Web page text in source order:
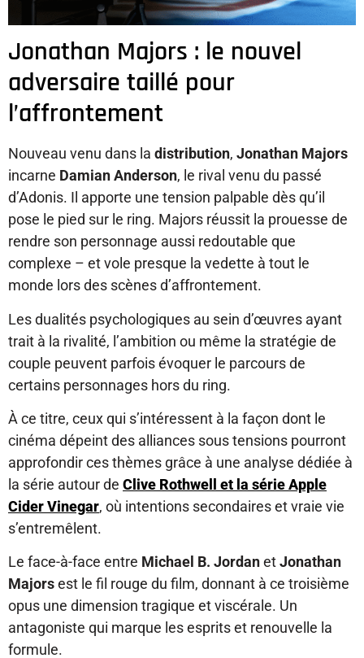
Jonathan Majors : le nouvel
adversaire taillé pour
l’affrontement
Nouveau venu dans la distribution, Jonathan Majors
incarne Damian Anderson, le rival venu du passé
d’Adonis. Il apporte une tension palpable dès qu’il
pose le pied sur le ring. Majors réussit la prouesse de
rendre son personnage aussi redoutable que
complexe – et vole presque la vedette à tout le
monde lors des scènes d’affrontement.
Les dualités psychologiques au sein d’œuvres ayant
trait à la rivalité, l’ambition ou même la stratégie de
couple peuvent parfois évoquer le parcours de
certains personnages hors du ring.
À ce titre, ceux qui s’intéressent à la façon dont le
cinéma dépeint des alliances sous tensions pourront
approfondir ces thèmes grâce à une analyse dédiée à
la série autour de Clive Rothwell et la série Apple
Cider Vinegar, où intentions secondaires et vraie vie
s’entremêlent.
Le face-à-face entre Michael B. JordanetJonathan
Majorsest le fil rouge du film, donnant à ce troisième
opus une dimension tragique et viscérale. Un
antagoniste qui marque les esprits et renouvelle la
formule.